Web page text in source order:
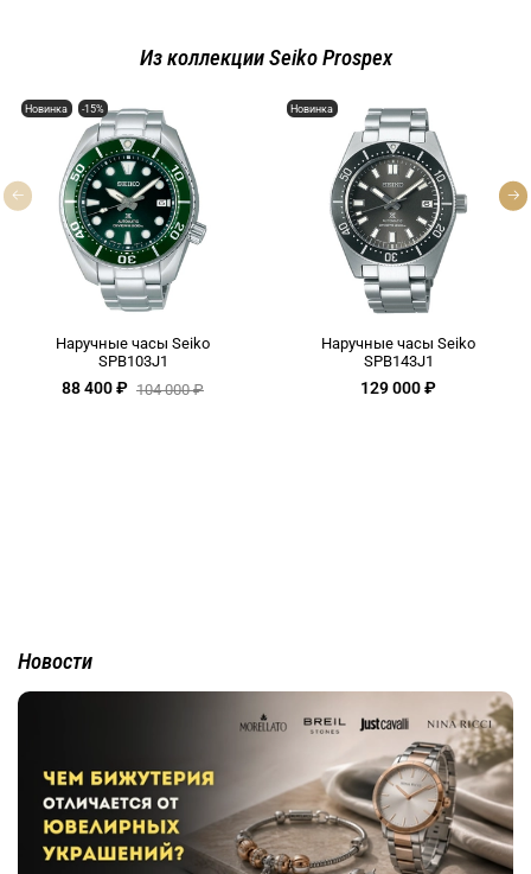
Из коллекции Seiko Prospex
Новинка -15%
Наручные часы Seiko
SPB103J1
88 400 ₽ 104 000 ₽
Новинка
Наручные часы Seiko
SPB143J1
129 000 ₽
Новости